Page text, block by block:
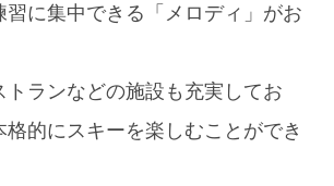
習に集中できる「メロディ」がお
トランなどの施設も充実してお
格的にスキーを楽しむことができ